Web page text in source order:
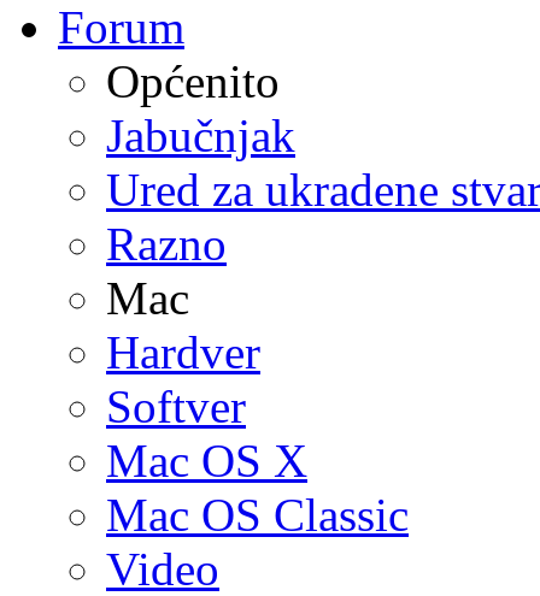
Forum
Općenito
Jabučnjak
Ured za ukradene
Razno
Mac
Hardver
Softver
Mac OS X
Mac OS Classic
Video